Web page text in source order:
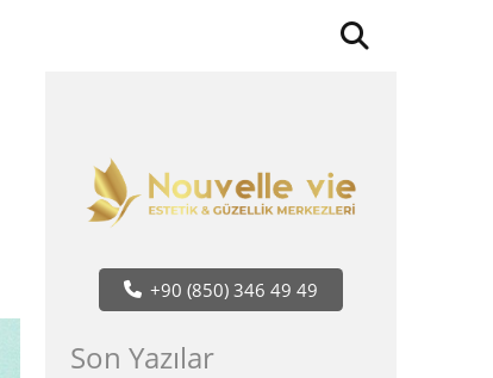
+90 (850) 346 49 49
Son Yazılar